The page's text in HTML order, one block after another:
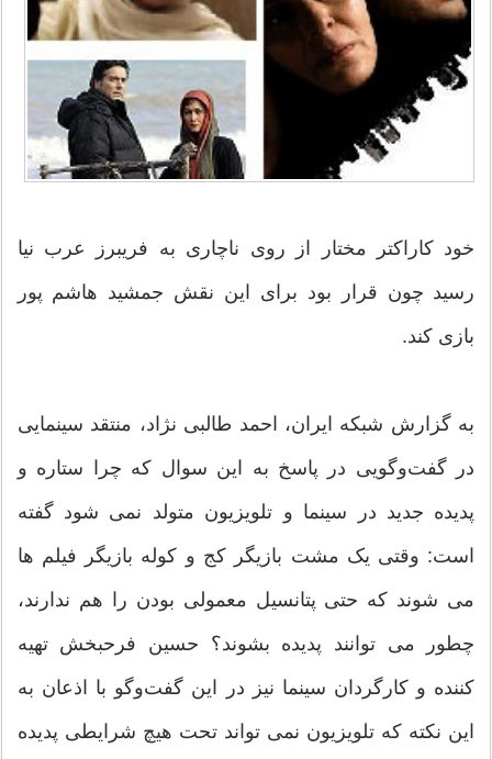
خود کاراکتر مختار از روی ناچاری به فریبرز عرب نیا
رسید چون قرار بود برای این نقش جمشید هاشم پور
بازی کند.
به گزارش شبکه ایران، احمد طالبی نژاد، منتقد سینمایی
در گفت‌وگویی در پاسخ به این سوال که چرا ستاره و
پدیده جدید در سینما و تلویزیون متولد نمی شود گفته
است: وقتی یک مشت بازیگر کج و کوله بازیگر فیلم ها
می شوند که حتی پتانسیل معمولی بودن را هم ندارند،
چطور می توانند پدیده بشوند؟ حسین فرحبخش تهیه
کننده و کارگردان سینما نیز در این گفت‌‌وگو با اذعان به
این نکته که تلویزیون نمی تواند تحت هیچ شرایطی پدیده